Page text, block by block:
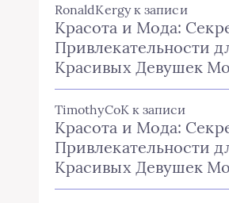
RonaldKergyк записи
Красота и Мода:
Привлекательности
Красивых Девушек
TimothyCoK к записи
Красота и Мода:
Привлекательности
Красивых Девушек